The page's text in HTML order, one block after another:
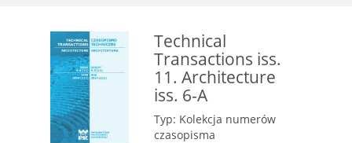
Technical
Transactions iss.
11. Architecture
iss. 6-A
Typ: Kolekcja numerów
czasopisma